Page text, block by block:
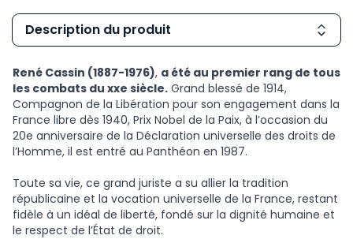
Description du produit
René Cassin (1887-1976), a été au premier rang de tous
les combats du xxe siècle. Grand blessé de 1914,
Compagnon de la Libération pour son engagement dans la
France libre dès 1940, Prix Nobel de la Paix, à l’occasion du
20e anniversaire de la Déclaration universelle des droits de
l’Homme, il est entré au Panthéon en 1987.
Toute sa vie, ce grand juriste a su allier la tradition
républicaine et la vocation universelle de la France, restant
fidèle à un idéal de liberté, fondé sur la dignité humaine et
le respect de l’État de droit.